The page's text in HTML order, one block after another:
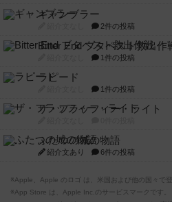
ギャンブラー
2件の投稿
Bitter End ブタペスト救出作
1件の投稿
ラピード
1件の投稿
ザ・フラッフィー・ライト
ふたつの城の物語
紹介文あり 6件の投稿
※Apple、Apple のロゴ は、米国および他の国々で
※App Store は、Apple Inc.のサービスマークです。